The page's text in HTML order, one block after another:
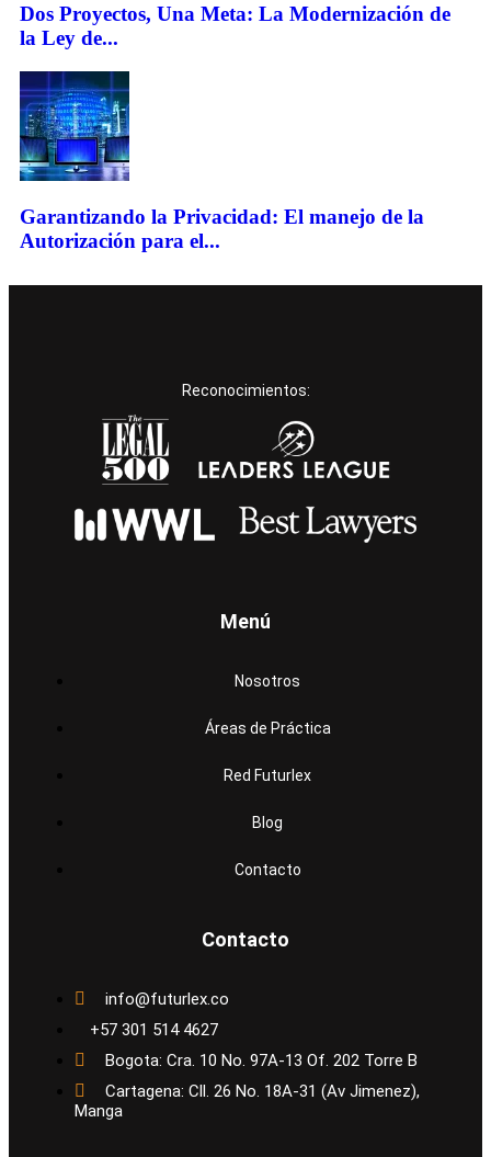
Dos Proyectos, Una Meta: La Modernización de
la Ley de...
Garantizando la Privacidad: El manejo de la
Autorización para el...
Reconocimientos:
Menú
Nosotros
Áreas de Práctica
Red Futurlex
Blog
Contacto
Contacto
info@futurlex.co
+57 301 514 4627
Bogota: Cra. 10 No. 97A-13 Of. 202 Torre B
Cartagena: Cll. 26 No. 18A-31 (Av Jimenez),
Manga